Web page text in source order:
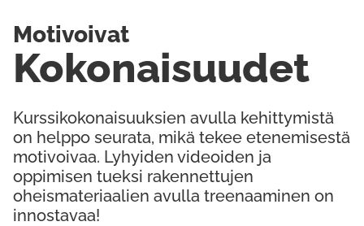
Kurssikokonaisuuksien avulla kehittymistä
on helppo seurata, mikä tekee etenemisestä
motivoivaa. Lyhyiden videoiden ja
oppimisen tueksi rakennettujen
oheismateriaalien avulla treenaaminen on
innostavaa!
Kokonaisuudet
Motivoivat